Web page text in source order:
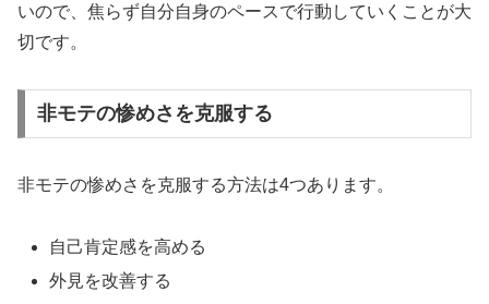
いので、焦らず自分自身のペースで行動していくことが大
切です。
非モテの惨めさを克服する
非モテの惨めさを克服する方法は4つあります。
自己肯定感を高める
外見を改善する